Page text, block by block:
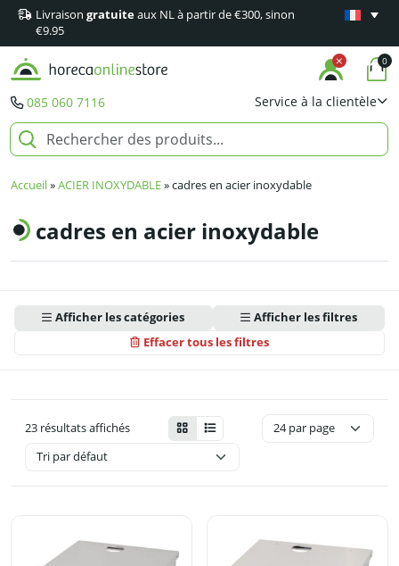
Livraison gratuiteaux NL à partir de €300, sinon
€9.95
Garantie
085 060 7116 Service à la clientèle
0
Accueil»ACIER INOXYDABLE»cadres en acier inoxydable
cadres en acier inoxydable
Afficher les catégories
Effacer tous les filtres
Afficher les filtres
23 résultats affichés